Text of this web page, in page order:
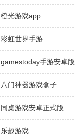
橙光游戏app
彩虹世界手游
gamestoday手游安卓版
八门神器游戏盒子
同桌游戏安卓正式版
乐趣游戏